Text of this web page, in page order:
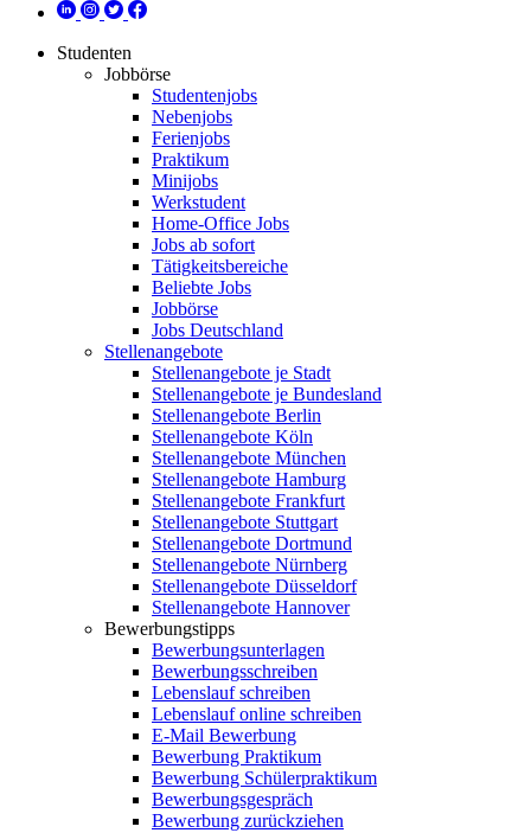
Studenten
Jobbörse
Studentenjobs
Nebenjobs
Ferienjobs
Praktikum
Minijobs
Werkstudent
Home-Office Jobs
Jobs ab sofort
Tätigkeitsbereiche
Beliebte Jobs
Jobbörse
Jobs Deutschland
Stellenangebote
Stellenangebote je Stadt
Stellenangebote je Bundesland
Stellenangebote Berlin
Stellenangebote Köln
Stellenangebote München
Stellenangebote Hamburg
Stellenangebote Frankfurt
Stellenangebote Stuttgart
Stellenangebote Dortmund
Stellenangebote Nürnberg
Stellenangebote Düsseldorf
Stellenangebote Hannover
Bewerbungstipps
Bewerbungsunterlagen
Bewerbungsschreiben
Lebenslauf schreiben
Lebenslauf online schreiben
E-Mail Bewerbung
Bewerbung Praktikum
Bewerbung Schülerpraktikum
Bewerbungsgespräch
Bewerbung zurückziehen